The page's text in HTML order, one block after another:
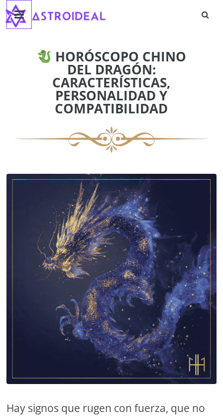
Saltar
contenido
Astroideal
HORÓSCOPO CHINO
DEL DRAGÓN:
CARACTERÍSTICAS,
PERSONALIDAD Y
COMPATIBILIDAD
Hay signos que rugen con fuerza, que no